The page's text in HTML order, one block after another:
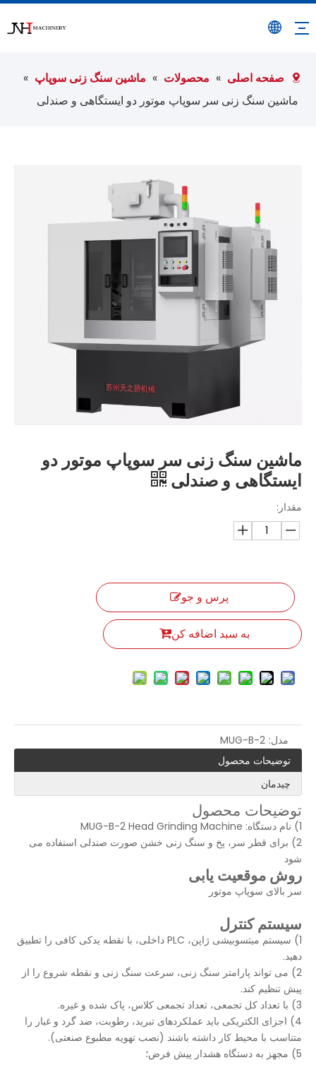
صفحه اصلی » محصولات » ماشین سنگ زنی سوپاپ »
ماشین سنگ زنی سر سوپاپ موتور دو ایستگاهی و صندلی
ماشین سنگ زنی سر سوپاپ موتور دو
ایستگاهی و صندلی
مقدار:
پرس و جو
به سبد اضافه کن
مدل: MUG-B-2
توضیحات محصول
چیدمان
توضیحات محصول
1) نام دستگاه: MUG-B-2 Head Grinding Machine
2) برای قطر سر، پخ و سنگ زنی خشن صورت صندلی استفاده می
شود
روش موقعیت یابی
سر بالای سوپاپ موتور
سیستم کنترل
1) سیستم میتسوبیشی ژاپن، PLC داخلی، با نقطه یدکی کافی را تطبیق
دهید.
2) می تواند پارامتر سنگ زنی، سرعت سنگ زنی و نقطه شروع را از
پیش تنظیم کند.
3) با تعداد کل تجمعی، تعداد تجمعی کلاس، پاک شده و غیره.
4) اجزای الکتریکی باید عملکردهای تبرید، رطوبت، ضد گرد و غبار را
متناسب با محیط کار داشته باشند (نصب تهویه مطبوع صنعتی).
5) مجهز به دستگاه هشدار پیش فرض؛